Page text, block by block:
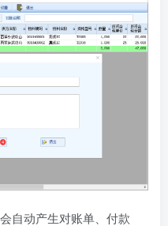
自动产生对账单、付款